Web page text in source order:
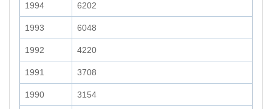
1994 6202
1993 6048
1992 4220
1991 3708
1990 3154